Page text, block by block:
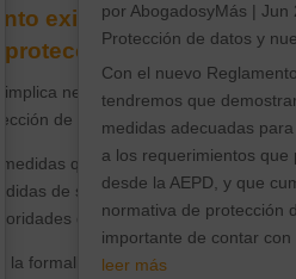
exige un mayor
de datos.
implica necesariamente ni en todos
de datos distinta de la que se
que introduce el
de seguridad o de la obligación
de supervisión.
la formalización en una norma legal
por AbogadosyMás | Jun
Protección de datos y
Con el nuevo
tendremos que
medidas adecuadas
a los requerimientos que
desde la AEPD, y que
normativa de protección
importante de contar
leer más